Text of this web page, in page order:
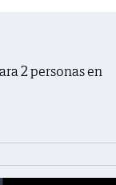
2 personas en